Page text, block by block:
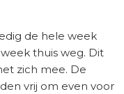
de hele week
thuis weg. Dit
zich mee. De
vrij om even voor